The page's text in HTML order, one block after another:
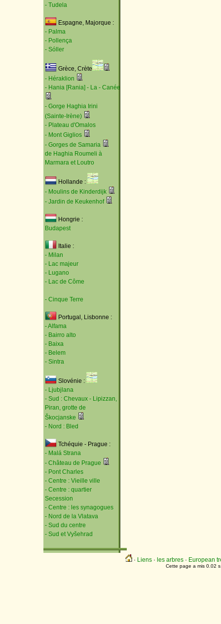
- Tudela
Espagne, Majorque :
- Palma
- Pollença
- Sóller
Grèce, Crète
- Héraklion
- Hania [Rania] - La - Canée
- Gorge Haghia Irini
(Sainte-Irène)
- Plateau d'Omalos
- Mont Giglios
- Gorges de Samaria
de Haghia Roumeli à
Marmara et Loutro
Hollande :
- Moulins de Kinderdijk
- Jardin de Keukenhof
Hongrie :
Budapest
Italie :
- Milan
- Lac majeur
- Lugano
- Lac de Côme
- Cinque Terre
Portugal, Lisbonne :
- Alfama
- Bairro alto
- Baixa
- Belem
- Sintra
Slovénie :
- Ljubjlana
- Sud : Chevaux - Lipizzan,
Piran, grotte de
Škocjanske
- Nord : Bled
Tchéquie - Prague :
- Malá Strana
- Château de Prague
- Pont Charles
- Centre : Vieille ville
- Centre : quartier
Secession
- Centre : les synagogues
- Nord de la Vlatava
- Sud du centre
- Sud et Vyšehrad
· Liens· les arbres· European
Cette page a mis 0.02